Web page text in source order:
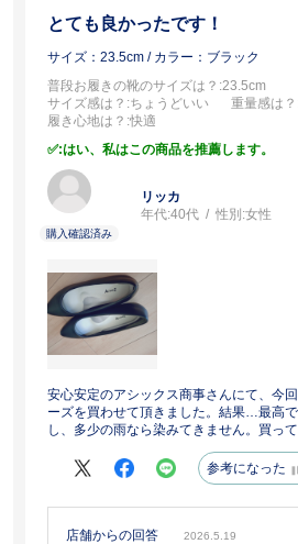
とても良かったです！
サイズ：23.5cm / カラー：ブラック
普段お履きの靴のサイズは？ :23.5cm
サイズ感は？ :ちょうどいい 重量感は？
履き心地は？ :快適
:はい、私はこの商品を推薦します。
リッカ
年代:40代 性別:女性
安心安定のアシックス商事さんにて、今
ーズを買わせて頂きました。結果…最高
し、多少の雨なら染みてきません。買って
参考になった
店舗からの回答 2026.5.19